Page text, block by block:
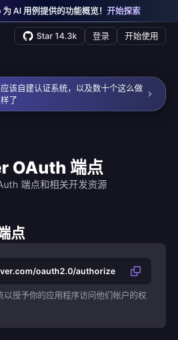
AI 用例提供的功能概览！ 开始探索
Star 14.3k 登录 开始使用
该自建认证系统，以及数十个这么做
了
OAuth 端点
端点和相关开发资源
点
oauth2.0/authorize
以授予你的应用程序访问他们帐户的权